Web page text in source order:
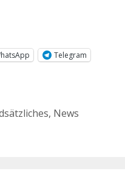
Telegram
, News